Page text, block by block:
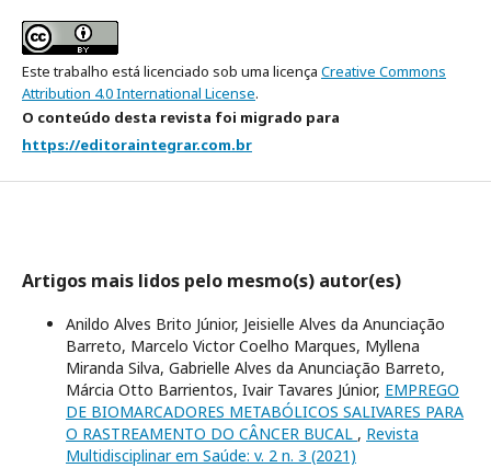
Este trabalho está licenciado sob uma licença Creative Commons
Attribution 4.0 International License.
O conteúdo desta revista foi migrado para
https://editoraintegrar.com.br
Artigos mais lidos pelo mesmo(s) autor(es)
Anildo Alves Brito Júnior, Jeisielle Alves da Anunciação
Barreto, Marcelo Victor Coelho Marques, Myllena
Miranda Silva, Gabrielle Alves da Anunciação Barreto,
Márcia Otto Barrientos, Ivair Tavares Júnior, EMPREGO
DE BIOMARCADORES METABÓLICOS SALIVARES PARA
O RASTREAMENTO DO CÂNCER BUCAL , Revista
Multidisciplinar em Saúde: v. 2 n. 3 (2021)